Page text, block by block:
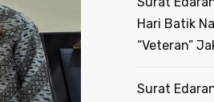
Hari Batik
“Veteran”
Surat